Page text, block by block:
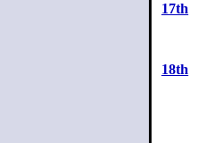
17th
18th